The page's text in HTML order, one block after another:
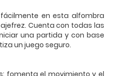
en esta alfombra
Cuenta con todas las
una partida y con base
un juego seguro.
fomenta el movimiento y el